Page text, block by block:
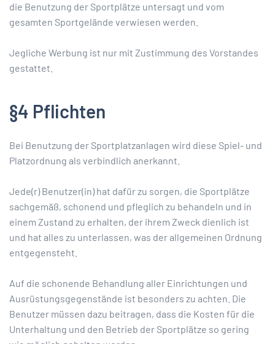
die Benutzung der Sportplätze untersagt und vom
gesamten Sportgelände verwiesen werden.
Jegliche Werbung ist nur mit Zustimmung des Vorstandes
gestattet.
§4 Pflichten
Bei Benutzung der Sportplatzanlagen wird diese Spiel- und
Platzordnung als verbindlich anerkannt.
Jede(r) Benutzer(in) hat dafür zu sorgen, die Sportplätze
sachgemäß, schonend und pfleglich zu behandeln und in
einem Zustand zu erhalten, der ihrem Zweck dienlich ist
und hat alles zu unterlassen, was der allgemeinen Ordnung
entgegensteht.
Auf die schonende Behandlung aller Einrichtungen und
Ausrüstungsgegenstände ist besonders zu achten. Die
Benutzer müssen dazu beitragen, dass die Kosten für die
Unterhaltung und den Betrieb der Sportplätze so gering